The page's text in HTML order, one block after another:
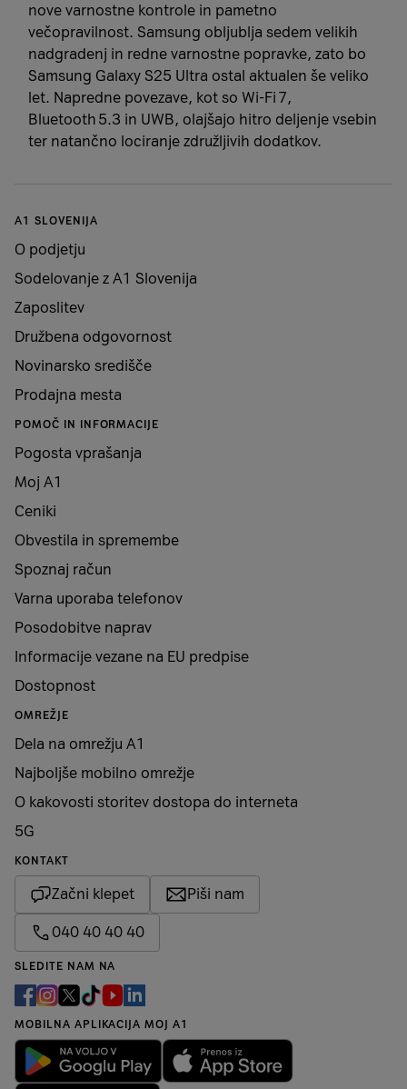
nove varnostne kontrole in pametno
večopravilnost. Samsung obljublja sedem velikih
nadgradenj in redne varnostne popravke, zato bo
Samsung Galaxy S25 Ultra ostal aktualen še veliko
let. Napredne povezave, kot so Wi‑Fi 7,
Bluetooth 5.3 in UWB, olajšajo hitro deljenje vsebin
ter natančno lociranje združljivih dodatkov.
A1 SLOVENIJA
O podjetju
Sodelovanje z A1 Slovenija
Zaposlitev
Družbena odgovornost
Novinarsko središče
Prodajna mesta
POMOČ IN INFORMACIJE
Pogosta vprašanja
Moj A1
Ceniki
Obvestila in spremembe
Spoznaj račun
Varna uporaba telefonov
Posodobitve naprav
Informacije vezane na EU predpise
Dostopnost
OMREŽJE
Dela na omrežju A1
Najboljše mobilno omrežje
O kakovosti storitev dostopa do interneta
5G
KONTAKT
Začni klepet Piši nam
040 40 40 40
SLEDITE NAM NA
MOBILNA APLIKACIJA MOJ A1